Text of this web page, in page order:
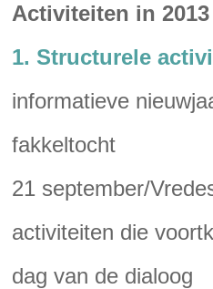
Activiteiten in 2013
1. Structurele
informatieve
fakkeltocht
21 september/
activiteiten die
dag van de dialoog